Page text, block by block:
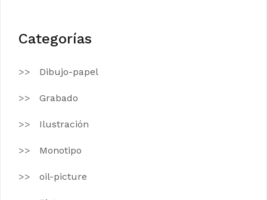
Categorías
Dibujo-papel
Grabado
Ilustración
Monotipo
oil-picture